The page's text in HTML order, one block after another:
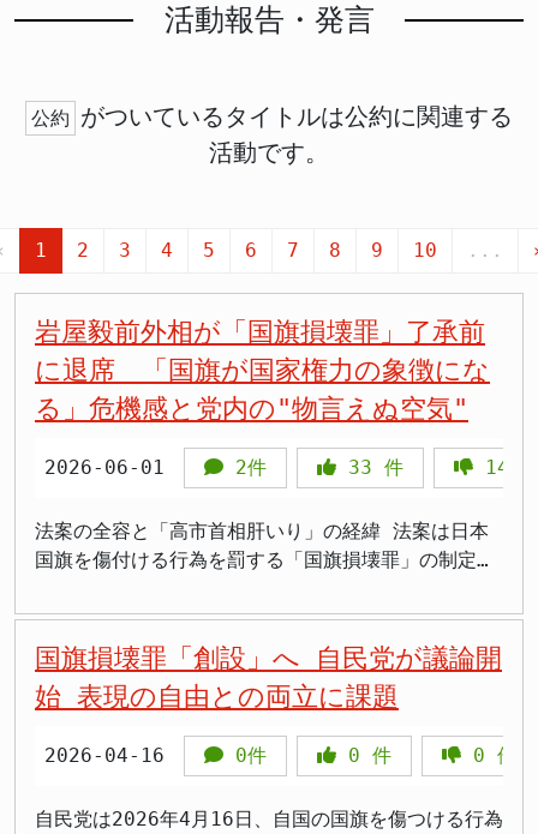
活動報告・発言
公約 がついているタイトルは公約に関連する
活動です。
1 2 3 4 5 6 7 8 9 10 ...
岩屋毅前外相が「国旗損壊罪」了承前
に退席 「国旗が国家権力の象徴にな
る」危機感と党内の"物言えぬ空気"
2026-06-01 2件 33 件 1418
法案の全容と「高市首相肝いり」の経緯 法案は日本
国旗を傷付ける行為を罰する「国旗損壊罪」の制定を
執行部は6月前半の国会提出を目指しています。 自民
党と日本維新の会は2025年10月の連立合意書に
「2026年通常国会において『日本国国章損壊罪』を
制定し、外国国章損壊罪のみ存在する矛盾を是正す
る」と明記しています。法案では日本国旗を「人に著
しく不快または嫌悪の情を催させる方法」で公然と損
下の罰金を科し、損壊の様子をSNSに投稿・拡散する
国旗損壊罪「創設」へ 自民党が議論開
始 表現の自由との両立に課題
2026-04-16 0件 0 件 0 件
自民党は2026年4月16日、自国の国旗を傷つける行為